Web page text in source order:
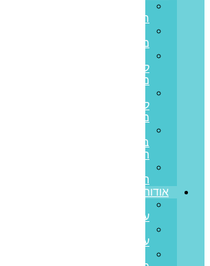
חדשה
משכנתא
לכל
מטרה
לנכס
מסחרי
בערבות
המדינה
הפוכה
אודותינו
עלינו
עלינו